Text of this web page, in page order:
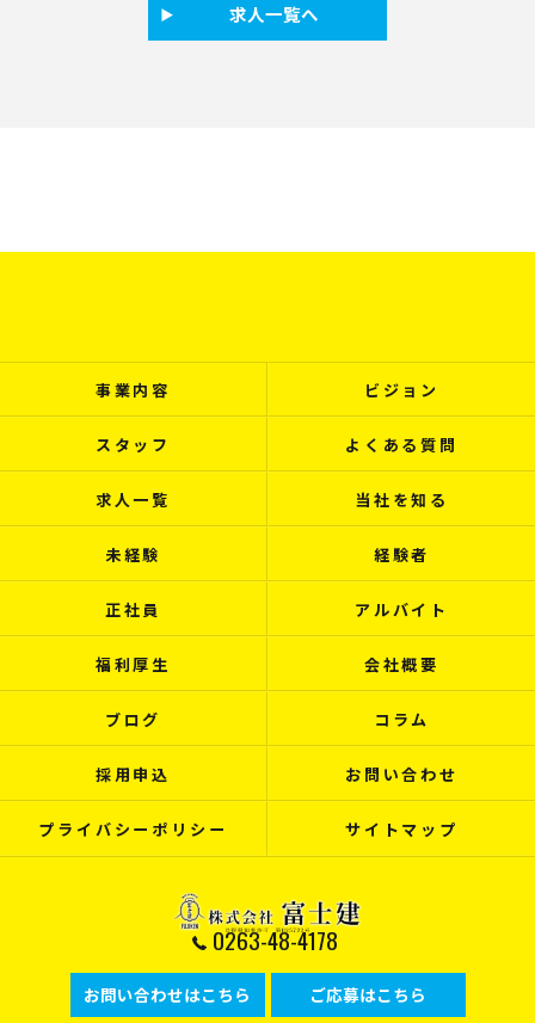
求人一覧へ
0263-48-4178
お問い合わせはこちら ご応募はこちら
事業内容 ビジョン
スタッフ よくある質問
求人一覧 当社を知る
未経験 経験者
正社員 アルバイト
福利厚生 会社概要
ブログ コラム
採用申込 お問い合わせ
プライバシーポリシー サイトマップ
© 2026 長野県松本市で建設の求人なら株式会社富士建 ALL RIGHTS RESERVED.